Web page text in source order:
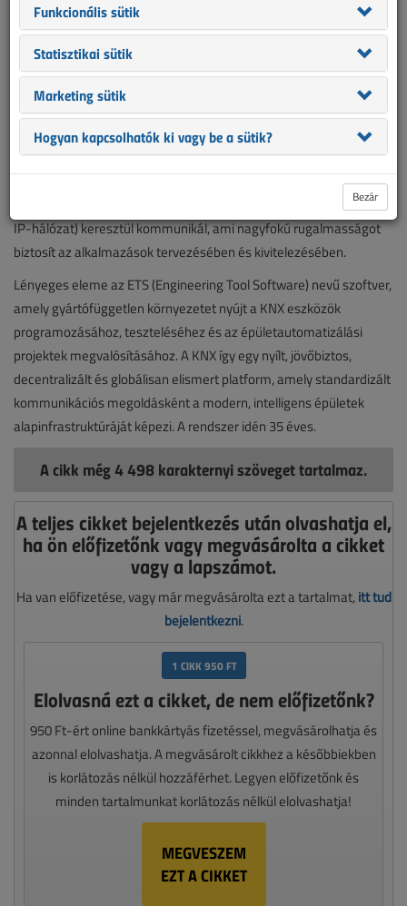
A rendszer nyílt architektúrára épül, így több száz gyártó terméke
képes együttműködni egy közös buszrendszeren keresztül. A KNX
rendszer több féle átviteli közegen (sodort érpár, rádiófrekvencia,
IP-hálózat) keresztül kommunikál, ami nagyfokú rugalmasságot
biztosít az alkalmazások tervezésében és kivitelezésében.
Lényeges eleme az ETS (Engineering Tool Software) nevű szoftver,
amely gyártófüggetlen környezetet nyújt a KNX eszközök
programozásához, teszteléséhez és az épületautomatizálási
projektek megvalósításához. A KNX így egy nyílt, jövőbiztos,
decentralizált és globálisan elismert platform, amely standardizált
kommunikációs megoldásként a modern, intelligens épületek
alapinfrastruktúráját képezi. A rendszer idén 35 éves.
A cikk még 4 498 karakternyi szöveget tartalmaz.
A teljes cikket bejelentkezés után olvashatja el,
ha ön előfizetőnk vagy megvásárolta a cikket
vagy a lapszámot.
Ha van előfizetése, vagy már megvásárolta ezt a tartalmat, itt tud
bejelentkezni.
1 CIKK 950 FT
Elolvasná ezt a cikket, de nem előfizetőnk?
950 Ft-ért online bankkártyás fizetéssel, megvásárolhatja és
azonnal elolvashatja. A megvásárolt cikkhez a későbbiekben
is korlátozás nélkül hozzáférhet. Legyen előfizetőnk és
minden tartalmunkat korlátozás nélkül elolvashatja!
MEGVESZEM
EZT A CIKKET
Funkcionális sütik
Statisztikai sütik
Marketing sütik
Hogyan kapcsolhatók ki vagy be a sütik?
Bezár